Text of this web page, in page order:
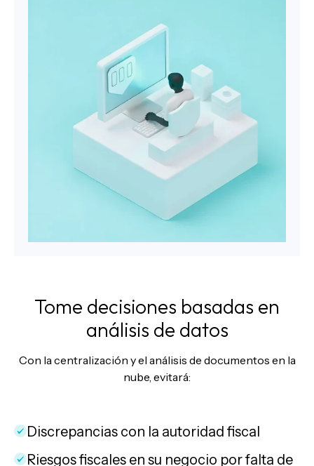
Tome decisiones basadas en
análisis de datos
Con la centralización y el análisis de documentos en la
nube, evitará:
Discrepancias con la autoridad fiscal
Riesgos fiscales en su negocio por falta de